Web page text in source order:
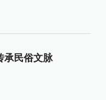
承民俗文脉